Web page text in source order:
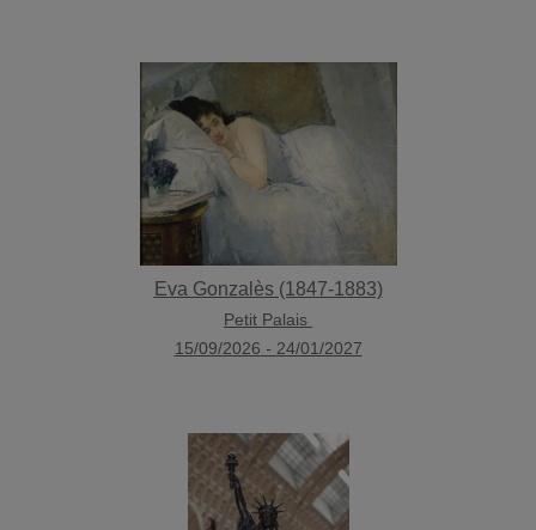
Eva Gonzalès (1847-1883)
Petit Palais
15/09/2026 - 24/01/2027